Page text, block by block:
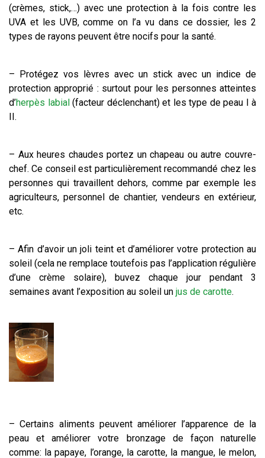
(crèmes, stick,…) avec une protection à la fois contre les
UVA et les UVB, comme on l’a vu dans ce dossier, les 2
types de rayons peuvent être nocifs pour la santé.
– Protégez vos lèvres avec un stick avec un indice de
protection approprié : surtout pour les personnes atteintes
d’herpès labial(facteur déclenchant) et les type de peau I à
II.
– Aux heures chaudes portez un chapeau ou autre couvre-
chef. Ce conseil est particulièrement recommandé chez les
personnes qui travaillent dehors, comme par exemple les
agriculteurs, personnel de chantier, vendeurs en extérieur,
etc.
– Afin d’avoir un joli teint et d’améliorer votre protection au
soleil (cela ne remplace toutefois pas l’application régulière
d’une crème solaire), buvez chaque jour pendant 3
semaines avant l’exposition au soleil un jus de carotte.
– Certains aliments peuvent améliorer l’apparence de la
peau et améliorer votre bronzage de façon naturelle
comme: la papaye, l’orange, la carotte, la mangue, le melon,